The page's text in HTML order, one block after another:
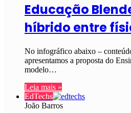
Educação
híbrido entre
No infográfico abaixo –
apresentamos a proposta do
modelo…
Leia mais »
EdTechs
João Barros